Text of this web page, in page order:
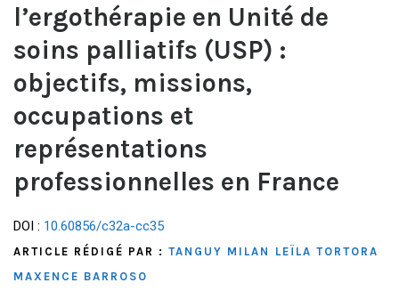
l’ergothérapie en Unité de
soins palliatifs (USP) :
objectifs, missions,
occupations et
représentations
professionnelles en France
DOI : 10.60856/c32a-cc35
ARTICLE RÉDIGÉ PAR : TANGUY MILAN
LEÏLA TORTORA
MAXENCE BARROSO